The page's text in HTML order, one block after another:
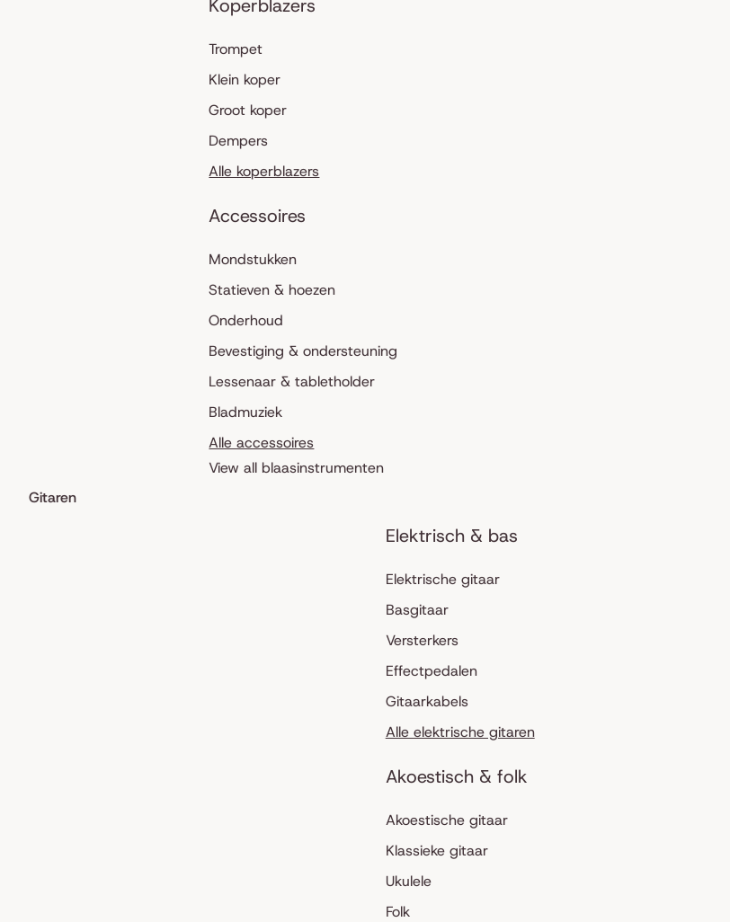
Koperblazers
Trompet
Klein koper
Groot koper
Dempers
Alle koperblazers
Accessoires
Mondstukken
Statieven & hoezen
Onderhoud
Bevestiging & ondersteuning
Lessenaar & tabletholder
Bladmuziek
Alle accessoires
View all blaasinstrumenten
Gitaren
Elektrisch & bas
Elektrische gitaar
Basgitaar
Versterkers
Effectpedalen
Gitaarkabels
Alle elektrische gitaren
Akoestisch & folk
Akoestische gitaar
Klassieke gitaar
Ukulele
Folk